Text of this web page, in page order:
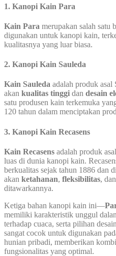
1. Kanopi Kain Para
Kain Para merupakan salah satu
digunakan untuk kanopi kain,
kualitasnya yang luar biasa.
2. Kanopi Kain Sauleda
Kain Sauleda adalah produk
akan kualitas tinggi dan desain
satu produsen kain terkemuka
120 tahun dalam menciptakan
3. Kanopi Kain Recasens
Kain Recasens adalah produk
luas di dunia kanopi kain.
berkualitas sejak tahun 1886 dan
akan ketahanan, fleksibilitas, dan
ditawarkannya.
Ketiga bahan kanopi kain ini—
memiliki karakteristik unggul
terhadap cuaca, serta pilihan
sangat cocok untuk digunakan
hunian pribadi, memberikan
fungsionalitas yang optimal.